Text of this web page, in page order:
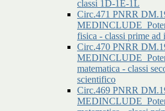
classi 1D-1E-1L
Circ.471 PNRR
fisica - classi prime
Circ.470 PNRR
matematica - classi
scientifico
Circ.469 PNRR